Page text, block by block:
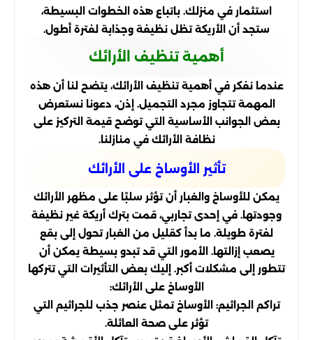
استثمار في منزلك. باتباع هذه الخطوات البسيطة،
ستجد أن الأريكة تظل نظيفة وجذابة لفترة أطول.
أهمية تنظيف الأرائك
عندما نفكر في أهمية تنظيف الأرائك، يتضح لنا أن هذه
المهمة تتجاوز مجرد التجميل. إذن، دعونا نستعرض
بعض الجوانب الأساسية التي توضح قيمة التركيز على
نظافة الأرائك في منازلنا.
تأثير الأوساخ على الأرائك
يمكن للأوساخ والغبار أن تؤثر سلبًا على مظهر الأرائك
وجودتها. في إحدى تجاربي، قمت بترك أريكة غير نظيفة
لفترة طويلة. ما بدأ كقليل من الغبار تحول إلى بقع
يصعب إزالتها. الأمور التي قد تبدو بسيطة يمكن أن
تتطور إلى مشكلات أكبر. إليك بعض التأثيرات التي تتركها
الأوساخ على الأرائك:
تراكم الجراثيم: الأوساخ تمثل عنصر جذب للجراثيم التي
تؤثر على صحة العائلة.